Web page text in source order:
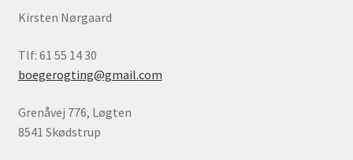
Kirsten Nørgaard
Tlf: 61 55 14 30
boegerogting@gmail.com
Grenåvej 776, Løgten
8541 Skødstrup